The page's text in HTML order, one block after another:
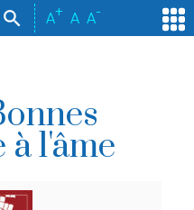
A+ A A-
à l'âme